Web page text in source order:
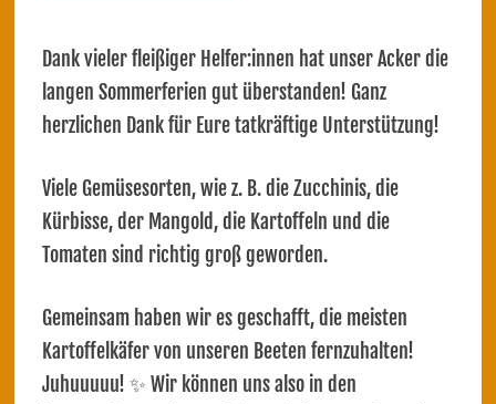
Dank vieler fleißiger Helfer:innen hat unser Acker die
langen Sommerferien gut überstanden! Ganz
herzlichen Dank für Eure tatkräftige Unterstützung!
Viele Gemüsesorten, wie z. B. die Zucchinis, die
Kürbisse, der Mangold, die Kartoffeln und die
Tomaten sind richtig groß geworden.
Gemeinsam haben wir es geschafft, die meisten
Kartoffelkäfer von unseren Beeten fernzuhalten!
Juhuuuuu! ✨ Wir können uns also in den